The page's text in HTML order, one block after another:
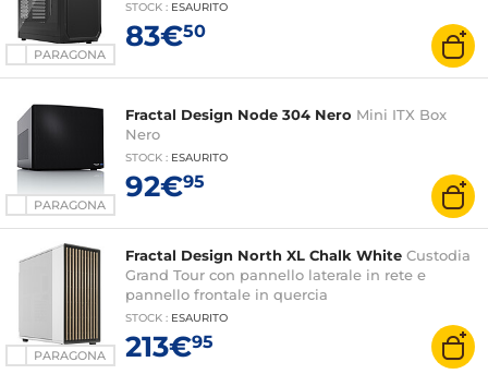
PARAGONA
STOCK : ESAURITO
83€50
PARAGONA
Fractal Design Node 304 Nero Mini ITX Box
Nero
STOCK : ESAURITO
92€95
PARAGONA
Fractal Design North XL Chalk White Custodia
Grand Tour con pannello laterale in rete e
pannello frontale in quercia
STOCK : ESAURITO
213€95